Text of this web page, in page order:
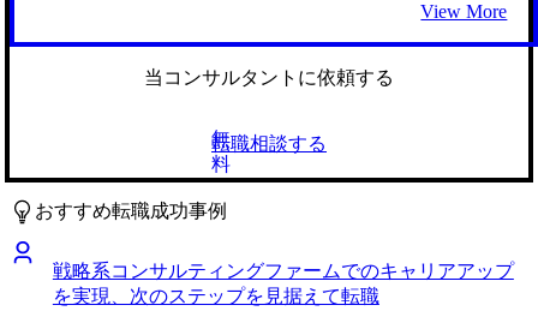
るケース面接の対策に時間をあまり捻出できず、対策してい
れば受かったであろう選考でもお見送りになってしまったフ
ァームがあったことです。 転職前は年収600万円、転職後は
だと感じています。 ケース面接に関して、戦略ファームが
求める水準のロジカルシンキングを習得するのに想像以上に
時間がかかってしまいました。町田さんから頂いたフィード
600万円、転職後は年収750万円になりました。
があり、別の業界の新規事業にも挑戦したいと考えるように
なりました。 LinkedInで見た外資系戦略コンサルタントの投
稿がきっかけです。 戦略コンサルでは新規事業立案のプロ
た。その業務内容はまさに自分のやりたい仕事とマッチして
おり、心が強く動かされました。 最初からコンサルティン
グファームへの転職を考えていたので、MyVisionの1社だけ
です。 初回面談の質が非常に高かったことが決め手でし
た。 友人の紹介でMyVisionさんを知り、一度面談させてい
ただくことになりました。町田さんは戦略系コンサルティン
グファームの業界動向や採用のトレンドを熟知しており、私
の経験であればどのファームに内定の可能性があるか？各フ
View More
当コンサルタントに依頼する
無
料
転職相談する
おすすめ転職成功事例
戦略系コンサルティングファームでのキャリアアップ
を実現、次のステップを見据えて転職